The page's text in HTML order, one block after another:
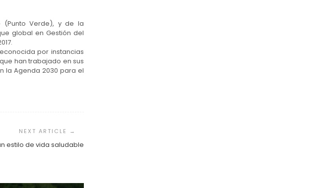
(Punto Verde), y de la
global en Gestión del
por instancias
han trabajado en sus
la Agenda 2030 para el
estilo de vida saludable